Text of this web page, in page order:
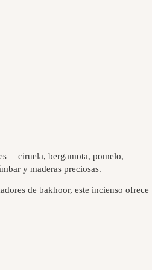
—ciruela, bergamota, pomelo,
y maderas preciosas.
de bakhoor, este incienso ofrece